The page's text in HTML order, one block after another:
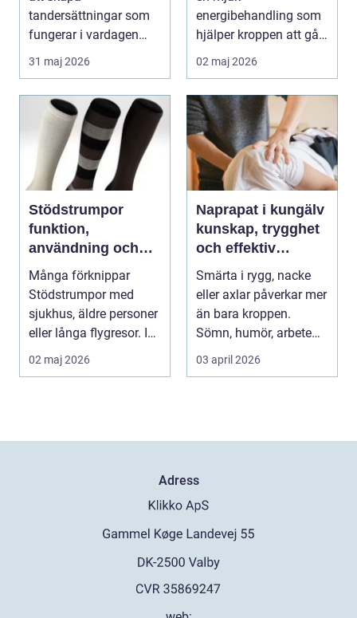
tandersättningar som
fungerar i vardagen
kronor, broar, implantat,
31 maj 2026
energibehandling som
hjälper kroppen att gå
från stressläge till åte...
02 maj 2026
Stödstrumpor
funktion,
användning och
hur du väljer rätt
Många förknippar
Stödstrumpor med
sjukhus, äldre personer
eller långa flygresor. I
verkligheten är d...
02 maj 2026
Naprapat i kungälv
kunskap, trygghet
och effektiv
smärtlindring
Smärta i rygg, nacke
eller axlar påverkar mer
än bara kroppen.
Sömn, humör, arbete
och vardag blir l...
03 april 2026
Adress